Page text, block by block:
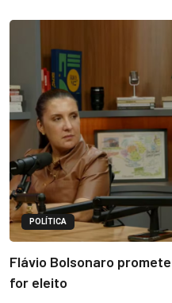
POLÍTICA
Flávio Bolsonaro
for eleito